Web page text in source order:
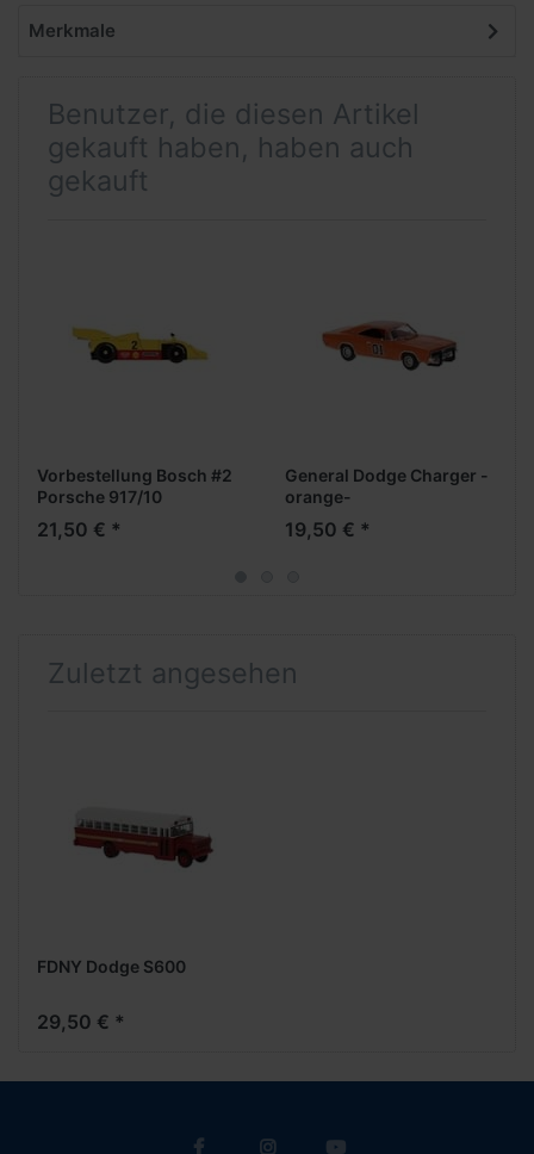
Merkmale
Benutzer, die diesen Artikel
gekauft haben, haben auch
gekauft
Vorbestellung Bosch #2
Porsche 917/10
***Neuheiten Februar
2026***
21,50 € *
General Dodge Charger -
orange-
19,50 € *
Zuletzt angesehen
FDNY Dodge S600
29,50 € *